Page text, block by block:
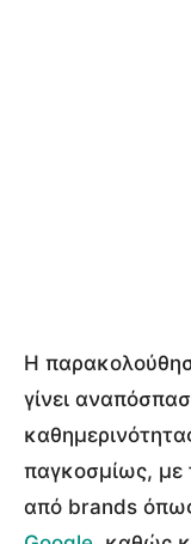
Η
γίνει
παγκοσμίως, με
από brands